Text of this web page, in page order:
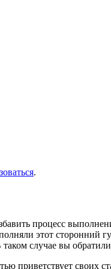
.
процесс
этот сторонний
случае вы
приветствует своих